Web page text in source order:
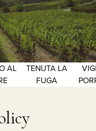
AL
TENUTA LA
FUGA